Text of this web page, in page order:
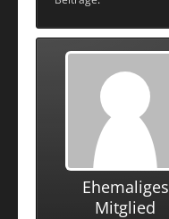
Ehemaliges
Mitglied